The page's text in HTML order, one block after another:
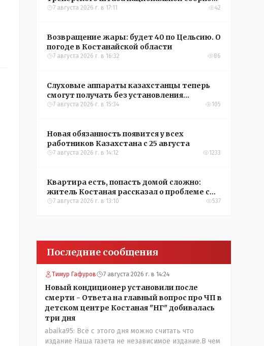
Казахстана по футболу
7 августа 2026 г. в 17:11 42
Возвращение жары: будет 40 по Цельсию. О
погоде в Костанайской области
7 августа 2026 г. в 16:32 86
Слуховые аппараты казахстанцы теперь
смогут получать без установления
инвалидности
7 августа 2026 г. в 15:34 105
Новая обязанность появится у всех
работников Казахстана с 25 августа
7 августа 2026 г. в 14:12 1233
Квартира есть, попасть домой сложно:
житель Костаная рассказал о проблеме с
подъездом
7 августа 2026 г. в 13:10 537
Последние сообщения
Тимур Гафуров 7 августа 2026 г. в 14:24
Новый кондиционер установили после
смерти - Ответа на главный вопрос про ЧП в
детском центре Костаная "НГ" добивалась
три дня
abaika95: Всё с этого дня можно считать что
издание Наша газета не независимое издание.В чем